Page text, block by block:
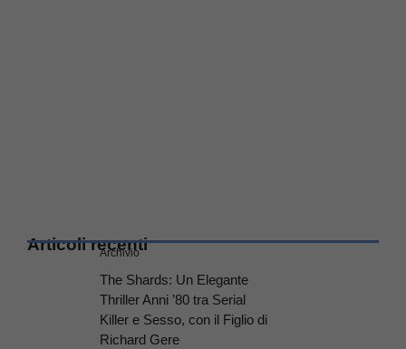
Articoli recenti
Archivio
The Shards: Un Elegante
Thriller Anni ’80 tra Serial
Killer e Sesso, con il Figlio di
Richard Gere